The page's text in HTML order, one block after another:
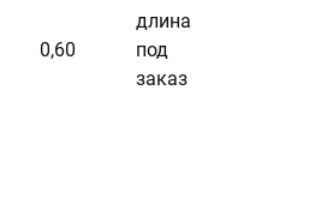
0,60
длина
под
заказ